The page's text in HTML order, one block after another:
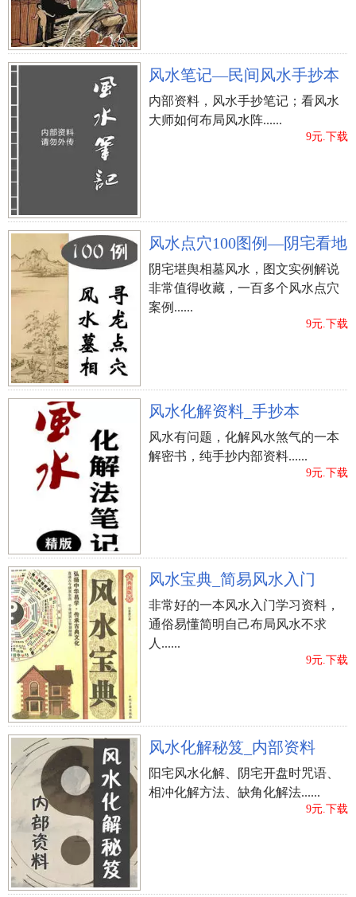
风水笔记—民间风水手抄本
内部资料，风水手抄笔记；看风水
大师如何布局风水阵......
9元.下载
风水点穴100图例—阴宅看地
阴宅堪舆相墓风水，图文实例解说
非常值得收藏，一百多个风水点穴
案例......
9元.下载
风水化解资料_手抄本
风水有问题，化解风水煞气的一本
解密书，纯手抄内部资料......
9元.下载
风水宝典_简易风水入门
非常好的一本风水入门学习资料，
通俗易懂简明自己布局风水不求
人......
9元.下载
风水化解秘笈_内部资料
阳宅风水化解、阴宅开盘时咒语、
相冲化解方法、缺角化解法......
9元.下载